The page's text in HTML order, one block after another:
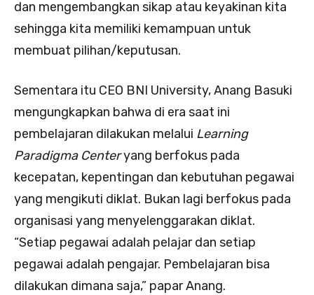
dan mengembangkan sikap atau keyakinan kita
sehingga kita memiliki kemampuan untuk
membuat pilihan/keputusan.
Sementara itu CEO BNI University, Anang Basuki
mengungkapkan bahwa di era saat ini
pembelajaran dilakukan melalui Learning
Paradigma Centeryang berfokus pada
kecepatan, kepentingan dan kebutuhan pegawai
yang mengikuti diklat. Bukan lagi berfokus pada
organisasi yang menyelenggarakan diklat.
“Setiap pegawai adalah pelajar dan setiap
pegawai adalah pengajar. Pembelajaran bisa
dilakukan dimana saja,” papar Anang.